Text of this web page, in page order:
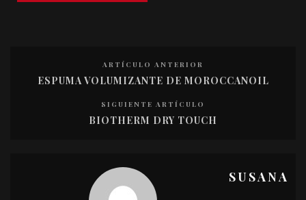
ARTÍCULO ANTERIOR
ESPUMA VOLUMIZANTE DE MOROCCANOIL
SIGUIENTE ARTÍCULO
BIOTHERM DRY TOUCH
SUSANA